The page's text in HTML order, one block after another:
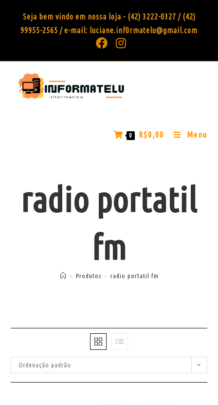
Seja bem vindo em nossa loja - (42) 3222-0327 / (42)
99955-2565 / e-mail: luciane.inf0rmatelu@gmail.com
0 R$0,00 Menu
radio portatil
fm
> Produtos > radio portatil fm
Ordenação padrão